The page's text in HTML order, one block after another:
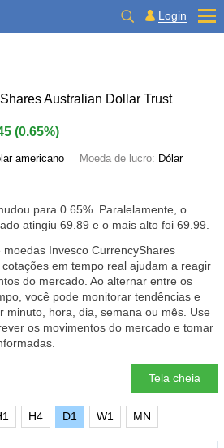
Login
Australian Dollar Trust
(0.65%)
americano Moeda de lucro: Dólar
para 0.65% . Paralelamente, o
atingiu 69.89 e o mais alto foi 69.99.
Invesco CurrencyShares
em tempo real ajudam a reagir
do mercado. Ao alternar entre os
você pode monitorar tendências e
minuto, hora, dia, semana ou mês. Use
os movimentos do mercado e tomar
Tela cheia
H4 D1 W1 MN